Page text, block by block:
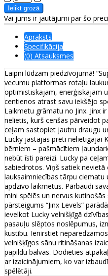
Vai jums ir jautājumi par šo
Apraksts
Specifikācija
(0) Atsauksmes
Laipni lūdzam piedzīvojumā!
vecumu platformas rotaļu
optimistiskajam, enerģiskajam
centienos atrast savu iekšējo
Laikmetu grāmatu no Jinx. Jinx
nelietis, kurš cenšas pārveidot
ceļam sastopiet jautru draugu
Lucky jāstājas pretī nelietīgajai
bērniem – pašmācītiem
nebūt īsti pareizi. Lucky pa
sabiedrotos. Viņš satiek nevietā
lauksaimniecības tārpu ciematu
apdzīvo laikmetus. Pārbaudi
mini spēlēs un nervus
pārsteigums “Jinx Levels”
ievelkot Lucky velnišķīgā
pasauļu slēptos noslēpumus,
kustību. Ienirstiet
velnišķīgos sānu ritināšanas
papildu balvas. Dodieties
ar izaicinājumiem, ko var
spēlētāji.